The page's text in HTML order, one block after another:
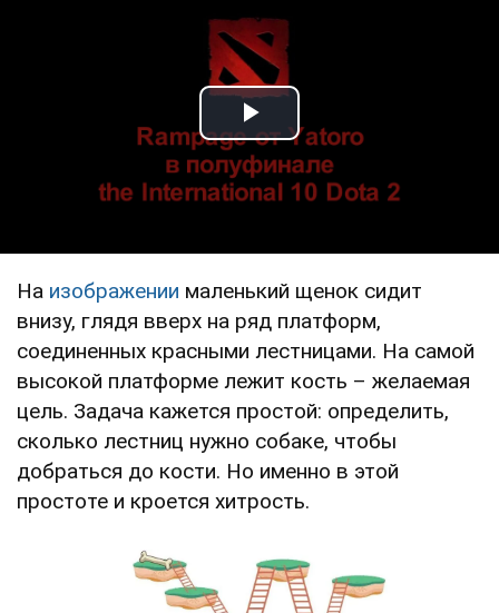
Play Video
На изображении маленький щенок сидит
внизу, глядя вверх на ряд платформ,
соединенных красными лестницами. На самой
высокой платформе лежит кость – желаемая
цель. Задача кажется простой: определить,
сколько лестниц нужно собаке, чтобы
добраться до кости. Но именно в этой
простоте и кроется хитрость.